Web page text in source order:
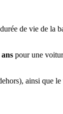
de vie de la
pour une
ainsi que